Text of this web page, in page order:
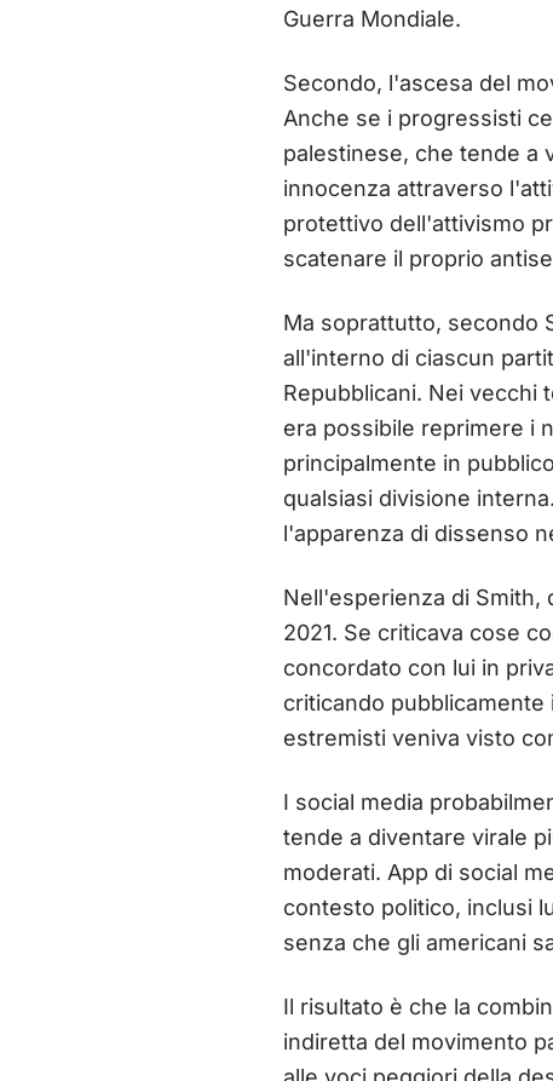
Guerra Mondiale.
Secondo, l'ascesa del
Anche se i progressisti
palestinese, che tende a
innocenza attraverso
protettivo dell'attivismo
scatenare il proprio
Ma soprattutto, secondo
all'interno di ciascun
Repubblicani. Nei vecchi
era possibile reprimere i
principalmente in
qualsiasi divisione
l'apparenza di dissenso
Nell'esperienza di Smith,
2021. Se criticava cose
concordato con lui in
criticando
estremisti veniva visto
I social media
tende a diventare virale
moderati. App di social
contesto politico, inclusi
senza che gli americani
Il risultato è che la
indiretta del movimento